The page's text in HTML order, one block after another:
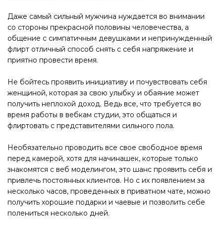
Даже самый сильный мужчина нуждается во внимании
со стороны прекрасной половины человечества, а
общение с симпатичным девушками и непринужденный
флирт отличный способ снять с себя напряжение и
приятно провести время.
Не бойтесь проявить инициативу и почувствовать себя
женщиной, которая за свою улыбку и обаяние может
получить неплохой доход. Ведь все, что требуется во
время работы в вебкам студии, это общаться и
флиртовать с представителями сильного пола.
Необязательно проводить все свое свободное время
перед камерой, хотя для начинашек, которые только
знакомятся с веб моделингом, это шанс проявить себя и
привлечь постоянных клиентов. Но с их появлением за
несколько часов, проведенных в приватном чате, можно
получить хорошие подарки и чаевые и позволить себе
полениться несколько дней.